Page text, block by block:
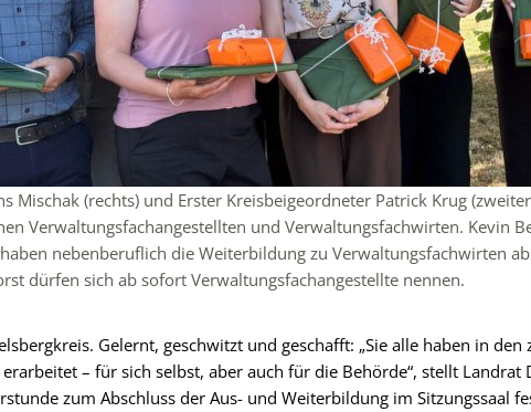
Mischak (rechts) und Erster Kreisbeigeordneter Patrick Krug
Verwaltungsfachangestellten und Verwaltungsfachwirten. Kevin
nebenberuflich die Weiterbildung zu Verwaltungsfachwirten
dürfen sich ab sofort Verwaltungsfachangestellte nennen.
Gelernt, geschwitzt und geschafft: „Sie alle haben in
– für sich selbst, aber auch für die Behörde“, stellt Landrat
zum Abschluss der Aus- und Weiterbildung im Sitzungssaal